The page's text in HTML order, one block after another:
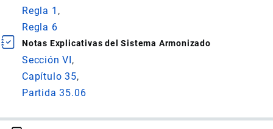
Regla 1
Regla 6
Notas Explicativas del Sistema Armonizado
Sección VI
Capítulo 35
Partida 35.06